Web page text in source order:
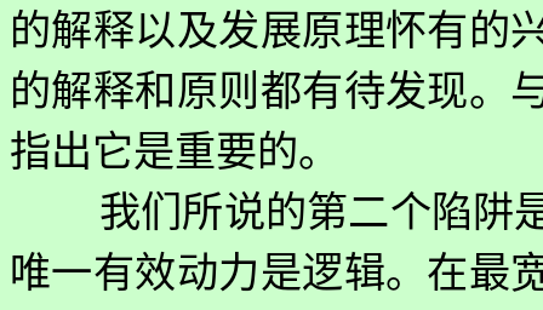
的解释以及发展原理怀有的
的解释和原则都有待发现。
指出它是重要的。
我们所说的第二个陷阱
唯一有效动力是逻辑。在最